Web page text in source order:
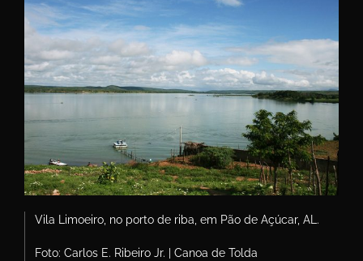
Vila Limoeiro, no porto de riba, em Pão de Açúcar, AL.
Foto: Carlos E. Ribeiro Jr. | Canoa de Tolda